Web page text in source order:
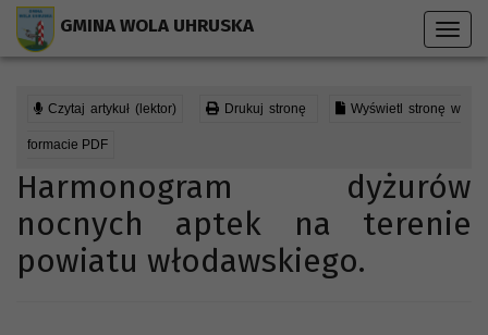
GMINA WOLA UHRUSKA
Czytaj artykuł (lektor) Drukuj stronę Wyświetl stronę w
formacie PDF
Harmonogram dyżurów
nocnych aptek na terenie
powiatu włodawskiego.